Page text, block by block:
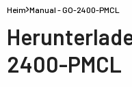
Heim Manual - GO-2400-PMCL
2400-PMCL